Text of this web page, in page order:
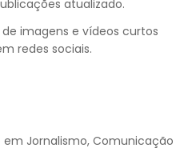
atualizado.
imagens e vídeos curtos
redes sociais.
Jornalismo, Comunicação